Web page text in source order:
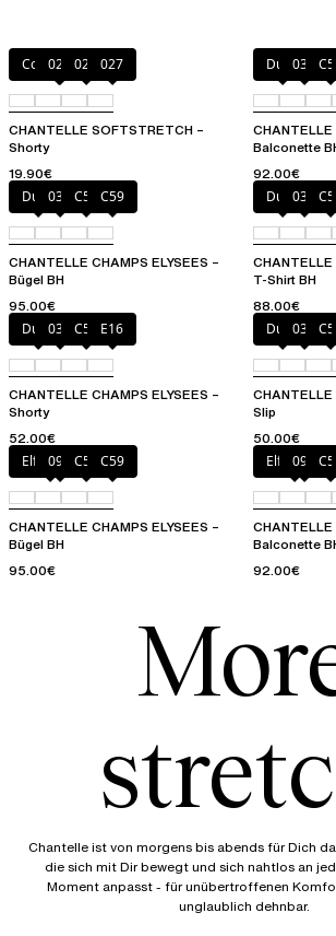
Chantelle ist von morgens bis abends für Dich
die sich mit Dir bewegt und sich nahtlos an
Moment anpasst - für unübertroffenen
unglaublich dehnbar.
Coffee Latte
020 023 027
CHANTELLE SOFTSTRETCH –
Shorty
19.90€
Dune035 C54
CHANTELLE
Balconette
92.00€
Dune035 C54 C59
CHANTELLE CHAMPS ELYSEES –
Bügel BH
95.00€
Dune035 C54
CHANTELLE
T-Shirt BH
88.00€
Dune035 C59 E16
CHANTELLE CHAMPS ELYSEES –
Shorty
52.00€
Dune035 C54
CHANTELLE
Slip
50.00€
Elfenbein
097 C54 C59
CHANTELLE CHAMPS ELYSEES –
Bügel BH
95.00€
Elfenbein
097 C54
CHANTELLE
Balconette
92.00€